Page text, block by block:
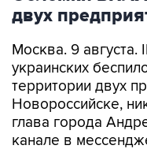
двух
Москва. 9 августа.
украинских
территории двух
Новороссийске,
глава города
канале в